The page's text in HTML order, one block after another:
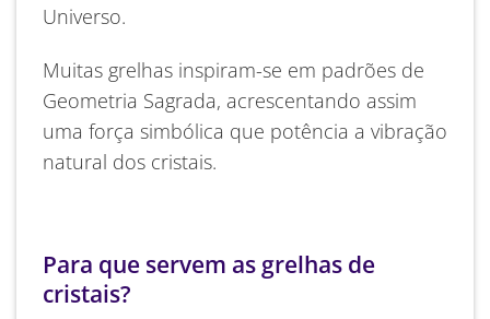
Universo.
Muitas grelhas inspiram-se em padrões de
Geometria Sagrada, acrescentando assim
uma força simbólica que potência a vibração
natural dos cristais.
Para que servem as grelhas de
cristais?